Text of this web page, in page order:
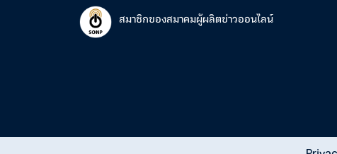
สมาชิกของสมาคมผู้ผลิตข่าวออนไลน์